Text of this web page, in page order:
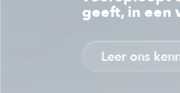
geeft, in een
Leer ons